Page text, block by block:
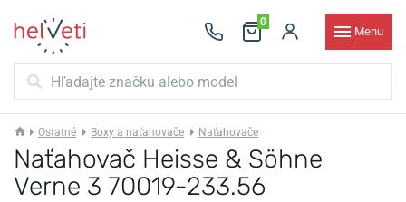
0
Menu
Ostatné Boxy a naťahovače Naťahovače
Naťahovač Heisse & Söhne
Verne 3 70019-233.56